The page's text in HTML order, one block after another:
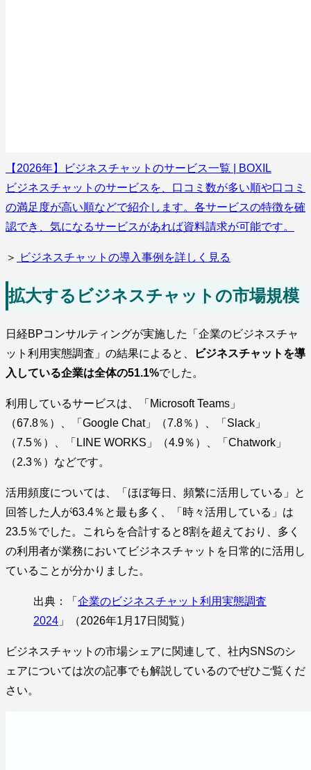
【2026年】ビジネスチャットのサービス一覧 | BOXIL
ビジネスチャットのサービスを、口コミ数が多い順や口コミ
の満足度が高い順などで紹介します。各サービスの特徴を確
認でき、気になるサービスがあれば資料請求が可能です。
＞ ビジネスチャットの導入事例を詳しく見る
拡大するビジネスチャットの市場規模
日経BPコンサルティングが実施した「企業のビジネスチャ
ット利用実態調査」の結果によると、
ビジネスチャットを導
入している企業は全体の51.1%でした。
利用しているサービスは、「Microsoft Teams」
（67.8％）、「Google Chat」（7.8％）、「Slack」
（7.5％）、「LINE WORKS」（4.9％）、「Chatwork」
（2.3％）などです。
活用頻度については、「ほぼ毎日、頻繁に活用している」と
回答した人が63.4％と最も多く、「時々活用している」は
23.5％でした。これらを合計すると8割を超えており、多く
の利用者が業務においてビジネスチャットを日常的に活用し
ていることが分かりました。
出典：「 企業のビジネスチャット利用実態調査
2024 」（2026年1月17日閲覧）
ビジネスチャットの市場シェアに関連して、社内SNSのシ
ェアについては次の記事でも解説しているのでぜひご覧くだ
さい。